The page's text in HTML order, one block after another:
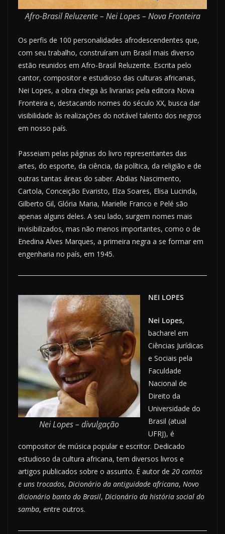
Afro-Brasil Reluzente – Nei Lopes – Nova Fronteira
Os perfis de 100 personalidades afrodescendentes que,
com seu trabalho, construíram um Brasil mais diverso
estão reunidos em Afro-Brasil Reluzente. Escrita pelo
cantor, compositor e estudioso das culturas africanas,
Nei Lopes, a obra chega às livrarias pela editora Nova
Fronteira e, destacando nomes do século XX, busca dar
visibilidade às realizações do notável talento dos negros
em nosso país.
Passeiam pelas páginas do livro representantes das
artes, do esporte, da ciência, da política, da religião e de
outras tantas áreas do saber. Abdias Nascimento,
Cartola, Conceição Evaristo, Elza Soares, Elisa Lucinda,
Gilberto Gil, Glória Maria, Marielle Franco e Pelé são
apenas alguns deles. A seu lado, surgem nomes mais
invisibilizados, mas não menos importantes, como o de
Enedina Alves Marques, a primeira negra a se formar em
engenharia no país, em 1945.
Nei Lopes – divulgação
NEI LOPES
Nei Lopes,
bacharel em
Ciências Jurídicas
e Sociais pela
Faculdade
Nacional de
Direito da
Universidade do
Brasil (atual
UFRJ), é
compositor de música popular e escritor. Dedicado
estudioso da cultura africana, tem diversos livros e
artigos publicados sobre o assunto. É autor de 20 contos
e uns trocados, Dicionário da antiguidade africana, Novo
dicionário banto do Brasil, Dicionário da história social do
samba, entre outros.